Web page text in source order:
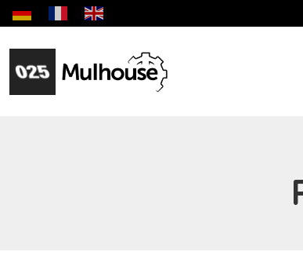
Biennale des jeunes créateurs dédiée aux
Site officiel de la Ville de Mulhouse